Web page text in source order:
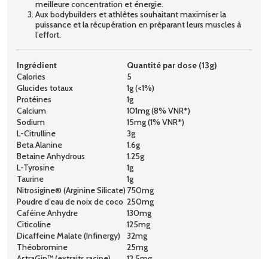
meilleure concentration et énergie.
Aux bodybuilders et athlètes souhaitant maximiser la
puissance et la récupération en préparant leurs muscles à
l’effort.
Ingrédient
Quantité par dose (13g)
Calories
5
Glucides totaux
1g (<1%)
Protéines
1g
Calcium
101mg (8% VNR*)
Sodium
15mg (1% VNR*)
L-Citrulline
3g
Beta Alanine
1.6g
Betaine Anhydrous
1.25g
L-Tyrosine
1g
Taurine
1g
Nitrosigine® (Arginine Silicate)750mg
Poudre d’eau de noix de coco 250mg
Caféine Anhydre
130mg
Citicoline
125mg
Dicaffeine Malate (Infinergy)
32mg
Théobromine
25mg